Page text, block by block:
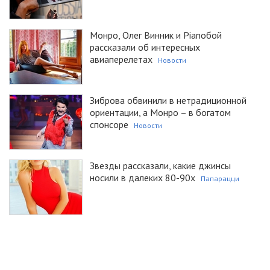
Монро, Олег Винник и Pianoбой
рассказали об интересных
авиаперелетах
Новости
Зиброва обвинили в нетрадиционной
ориентации, а Монро – в богатом
спонсоре
Новости
Звезды рассказали, какие джинсы
носили в далеких 80-90х
Папарацци